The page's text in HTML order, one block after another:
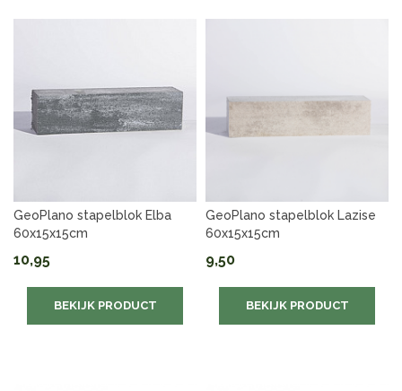
GeoPlano stapelblok Elba
60x15x15cm
10,95
BEKIJK PRODUCT
GeoPlano stapelblok Lazise
60x15x15cm
9,50
BEKIJK PRODUCT